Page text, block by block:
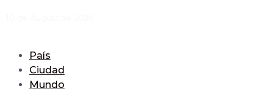
País
Ciudad
Mundo